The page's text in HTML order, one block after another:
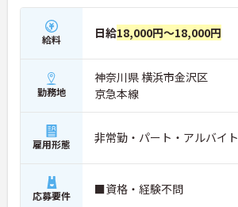
給料 日給18,000円～18,000円
勤務地
神奈川県 横浜市金沢区
京急本線
雇用形態 非常勤・パート・アルバイト
応募要件 ■資格・経験不問